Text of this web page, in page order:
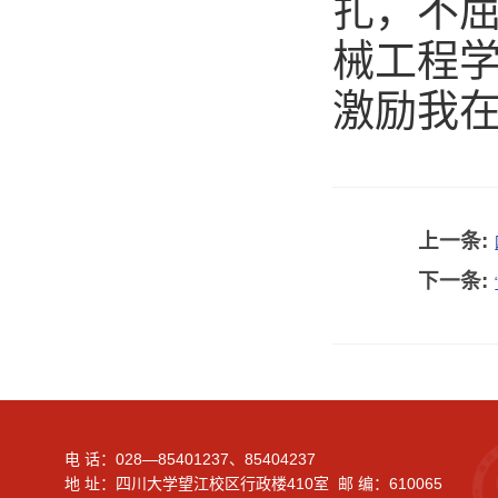
扎，不
械工程
激励我
上一条:
下一条:
电 话：028—85401237、85404237
地 址：四川大学望江校区行政楼410室 邮 编：610065